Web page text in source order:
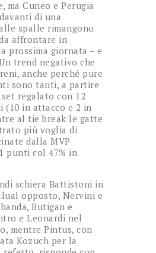
ma Cuneo e Perugia
di una
spalle rimangono
affrontare in
prossima giornata – e
trend negativo che
anche perché pure
sono tanti, a partire
regalato con 12
in attacco e 2 in
al tie break le gatte
più voglia di
dalla MVP
punti col 47% in
schiera Battistoni in
opposto, Nervini e
Butigan e
e Leonardi nel
mentre Pintus, con
Kozuch per la